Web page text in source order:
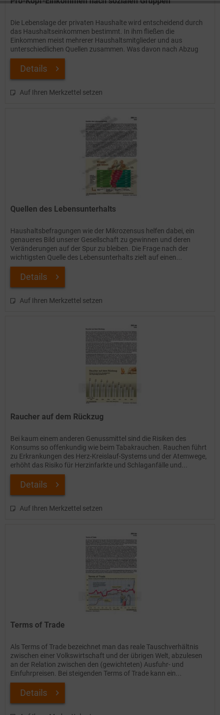
Die Lebenslage der privaten Haushalte wird entscheidend durch
das Haushaltseinkommen bestimmt. In ihm fließen die
Einkommen meist mehrerer Haushaltsmitglieder und aus
unterschiedlichen Quellen zusammen. Was davon nach Abzug
von Steuern...
Details
Auf Ihren Merkzettel setzen
Quellen des Lebensunterhalts
Haushaltsbefragungen wie der Mikrozensus helfen dabei, ein
genaueres Bild unserer Gesellschaft zu gewinnen und deren
Veränderungen auf der Spur zu bleiben. Die Frage nach der
wichtigsten Quelle des Lebensunterhalts zielt auf einen...
Details
Auf Ihren Merkzettel setzen
Raucher auf dem Rückzug
Bei kaum einem anderen Genussmittel sind die Risiken des
Konsums so offenkundig wie beim Tabakrauchen. Rauchen führt
zu Erkrankungen des Herz-Kreislauf-Systems und der Atemwege,
erhöht das Risiko für Herzinfarkte und Schlaganfälle und...
Details
Auf Ihren Merkzettel setzen
Terms of Trade
Als Terms of Trade bezeichnet man das reale Tauschverhältnis
zwischen einer Volkswirtschaft und der übrigen Welt, abzulesen
an der Relation zwischen den (gewichteten) Ausfuhr- und
Einfuhrpreisen. Bei steigenden Terms of Trade kann ein...
Details